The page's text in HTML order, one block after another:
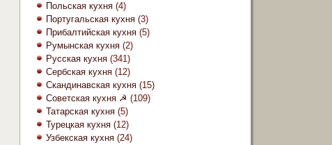
Польская кухня (4)
Португальская кухня (3)
Прибалтийская кухня (5)
Румынская кухня (2)
Русская кухня (341)
Сербская кухня (12)
Скандинавская кухня (15)
Советская кухня ☭ (109)
Татарская кухня (5)
Турецкая кухня (12)
Узбекская кухня (24)